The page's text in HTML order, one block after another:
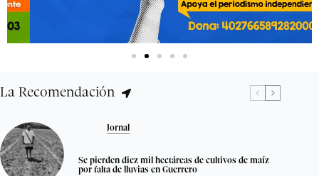
La Recomendación
Jornal
Se pierden diez mil hectáreas de cultivos de maíz
por falta de lluvias en Guerrero